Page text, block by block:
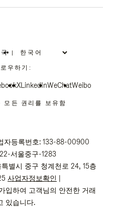
국 |
우하기:
XLinkedInWeChatWeibo
든 권리를 보유함
자등록번호: 133-88-00900
서울중구-1283
별시 중구 청계천로 24, 15층
사업자정보확인 |
입하여 고객님의 안전한 거래
있습니다.